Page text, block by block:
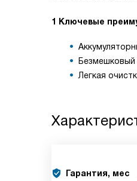
1 Ключевые
Безмешковый
Легкая
Гарантия, мес